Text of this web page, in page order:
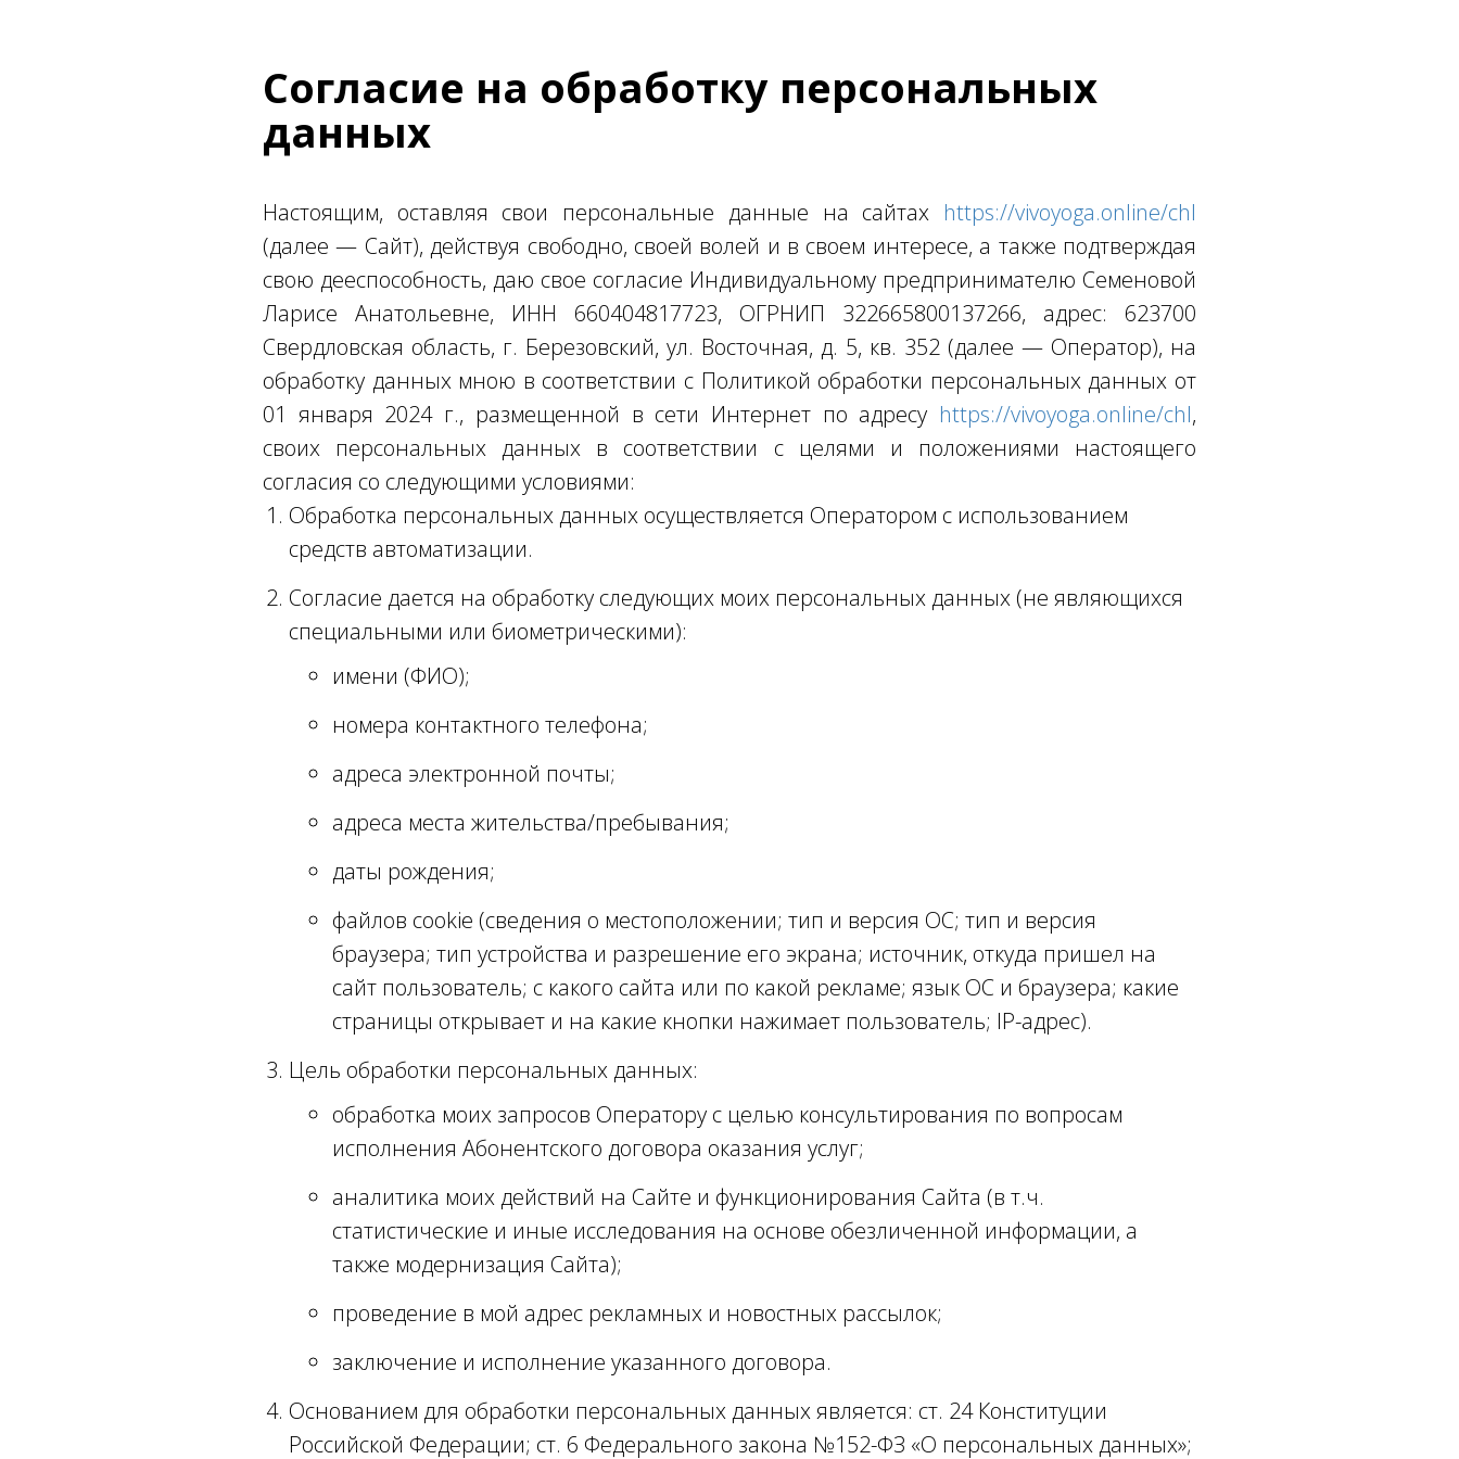
Согласие на обработку персональных
данных
Настоящим, оставляя свои персональные данные на сайтах https://vivoyoga.online/chl
(далее — Сайт), действуя свободно, своей волей и в своем интересе, а также подтверждая
свою дееспособность, даю свое согласие Индивидуальному предпринимателю Семеновой
Ларисе Анатольевне, ИНН 660404817723, ОГРНИП 322665800137266, адрес: 623700
Свердловская область, г. Березовский, ул. Восточная, д. 5, кв. 352 (далее — Оператор), на
обработку данных мною в соответствии с Политикой обработки персональных данных от
01 января 2024 г., размещенной в сети Интернет по адресу https://vivoyoga.online/chl,
своих персональных данных в соответствии с целями и положениями настоящего
согласия со следующими условиями:
Обработка персональных данных осуществляется Оператором с использованием
средств автоматизации.
Согласие дается на обработку следующих моих персональных данных (не являющихся
специальными или биометрическими):
имени (ФИО);
номера контактного телефона;
адреса электронной почты;
адреса места жительства/пребывания;
даты рождения;
файлов cookie (сведения о местоположении; тип и версия ОС; тип и версия
браузера; тип устройства и разрешение его экрана; источник, откуда пришел на
сайт пользователь; с какого сайта или по какой рекламе; язык ОС и браузера; какие
страницы открывает и на какие кнопки нажимает пользователь; IP-адрес).
Цель обработки персональных данных:
обработка моих запросов Оператору с целью консультирования по вопросам
исполнения Абонентского договора оказания услуг;
аналитика моих действий на Сайте и функционирования Сайта (в т.ч.
статистические и иные исследования на основе обезличенной информации, а
также модернизация Сайта);
проведение в мой адрес рекламных и новостных рассылок;
заключение и исполнение указанного договора.
Основанием для обработки персональных данных является: ст. 24 Конституции
Российской Федерации; ст. 6 Федерального закона №152-ФЗ «О персональных данных»;